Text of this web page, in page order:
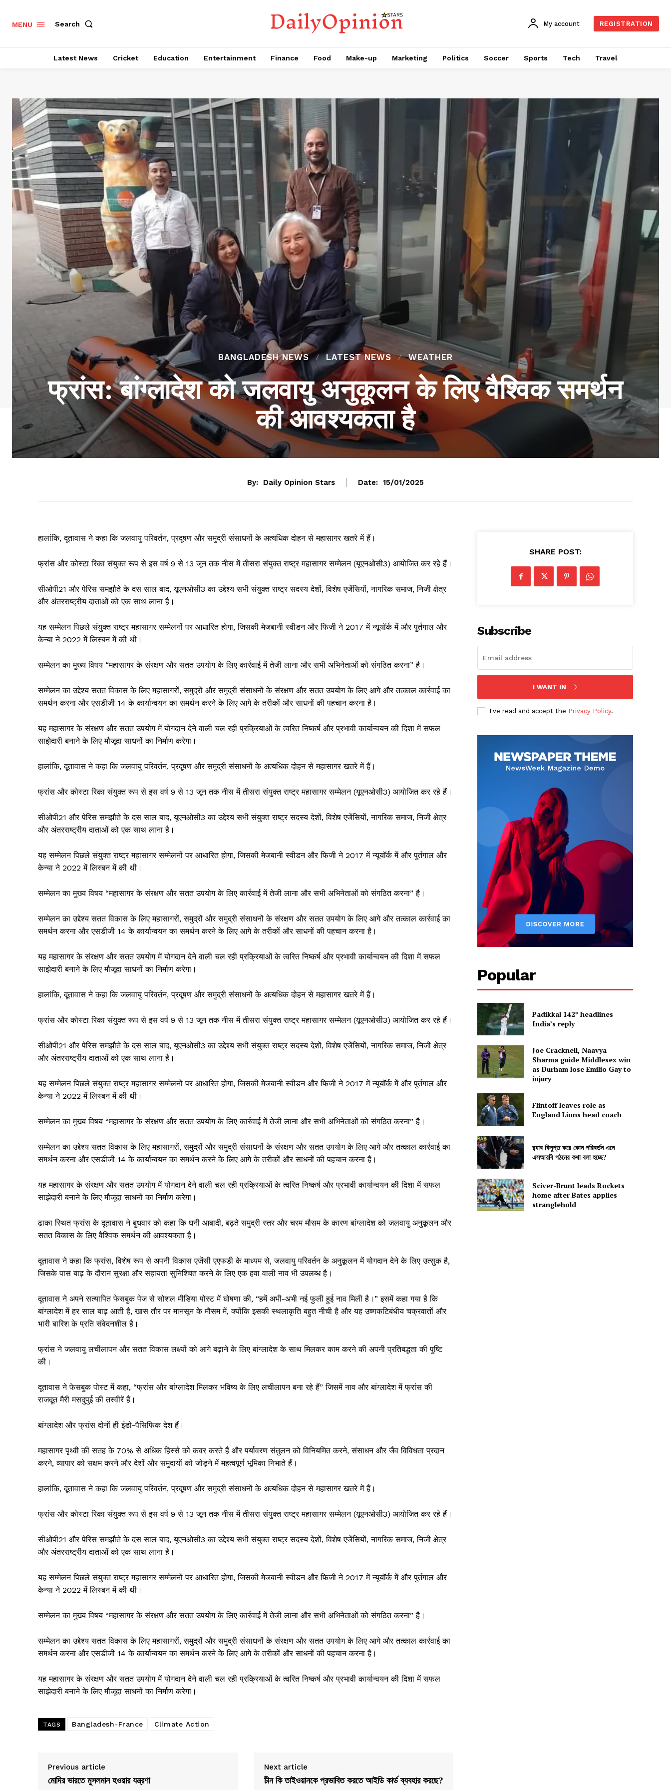
MENU Search My account REGISTRATION
Latest News Cricket Education Entertainment Finance Food Make-up Marketing Politics Soccer Sports Tech Travel
BANGLADESH NEWS LATEST NEWS WEATHER
फ्रांस: बांग्लादेश को जलवायु अनुकूलन के लिए वैश्विक समर्थन
की आवश्यकता है
By: Daily Opinion Stars Date: 15/01/2025
हालांकि, दूतावास ने कहा कि जलवायु परिवर्तन, प्रदूषण और समुद्री संसाधनों के अत्यधिक दोहन से महासागर खतरे में हैं।
फ्रांस और कोस्टा रिका संयुक्त रूप से इस वर्ष 9 से 13 जून तक नीस में तीसरा संयुक्त राष्ट्र महासागर सम्मेलन (यूएनओसी3) आयोजित कर रहे हैं।
सीओपी21 और पेरिस समझौते के दस साल बाद, यूएनओसी3 का उद्देश्य सभी संयुक्त राष्ट्र सदस्य देशों, विशेष एजेंसियों, नागरिक समाज, निजी क्षेत्र
और अंतरराष्ट्रीय दाताओं को एक साथ लाना है।
यह सम्मेलन पिछले संयुक्त राष्ट्र महासागर सम्मेलनों पर आधारित होगा, जिसकी मेजबानी स्वीडन और फिजी ने 2017 में न्यूयॉर्क में और पुर्तगाल और
केन्या ने 2022 में लिस्बन में की थी।
सम्मेलन का मुख्य विषय “महासागर के संरक्षण और सतत उपयोग के लिए कार्रवाई में तेजी लाना और सभी अभिनेताओं को संगठित करना” है।
सम्मेलन का उद्देश्य सतत विकास के लिए महासागरों, समुद्रों और समुद्री संसाधनों के संरक्षण और सतत उपयोग के लिए आगे और तत्काल कार्रवाई का
समर्थन करना और एसडीजी 14 के कार्यान्वयन का समर्थन करने के लिए आगे के तरीकों और साधनों की पहचान करना है।
यह महासागर के संरक्षण और सतत उपयोग में योगदान देने वाली चल रही प्रक्रियाओं के त्वरित निष्कर्ष और प्रभावी कार्यान्वयन की दिशा में सफल
साझेदारी बनाने के लिए मौजूदा साधनों का निर्माण करेगा।
हालांकि, दूतावास ने कहा कि जलवायु परिवर्तन, प्रदूषण और समुद्री संसाधनों के अत्यधिक दोहन से महासागर खतरे में हैं।
फ्रांस और कोस्टा रिका संयुक्त रूप से इस वर्ष 9 से 13 जून तक नीस में तीसरा संयुक्त राष्ट्र महासागर सम्मेलन (यूएनओसी3) आयोजित कर रहे हैं।
सीओपी21 और पेरिस समझौते के दस साल बाद, यूएनओसी3 का उद्देश्य सभी संयुक्त राष्ट्र सदस्य देशों, विशेष एजेंसियों, नागरिक समाज, निजी क्षेत्र
और अंतरराष्ट्रीय दाताओं को एक साथ लाना है।
यह सम्मेलन पिछले संयुक्त राष्ट्र महासागर सम्मेलनों पर आधारित होगा, जिसकी मेजबानी स्वीडन और फिजी ने 2017 में न्यूयॉर्क में और पुर्तगाल और
केन्या ने 2022 में लिस्बन में की थी।
सम्मेलन का मुख्य विषय “महासागर के संरक्षण और सतत उपयोग के लिए कार्रवाई में तेजी लाना और सभी अभिनेताओं को संगठित करना” है।
सम्मेलन का उद्देश्य सतत विकास के लिए महासागरों, समुद्रों और समुद्री संसाधनों के संरक्षण और सतत उपयोग के लिए आगे और तत्काल कार्रवाई का
समर्थन करना और एसडीजी 14 के कार्यान्वयन का समर्थन करने के लिए आगे के तरीकों और साधनों की पहचान करना है।
यह महासागर के संरक्षण और सतत उपयोग में योगदान देने वाली चल रही प्रक्रियाओं के त्वरित निष्कर्ष और प्रभावी कार्यान्वयन की दिशा में सफल
साझेदारी बनाने के लिए मौजूदा साधनों का निर्माण करेगा।
हालांकि, दूतावास ने कहा कि जलवायु परिवर्तन, प्रदूषण और समुद्री संसाधनों के अत्यधिक दोहन से महासागर खतरे में हैं।
फ्रांस और कोस्टा रिका संयुक्त रूप से इस वर्ष 9 से 13 जून तक नीस में तीसरा संयुक्त राष्ट्र महासागर सम्मेलन (यूएनओसी3) आयोजित कर रहे हैं।
सीओपी21 और पेरिस समझौते के दस साल बाद, यूएनओसी3 का उद्देश्य सभी संयुक्त राष्ट्र सदस्य देशों, विशेष एजेंसियों, नागरिक समाज, निजी क्षेत्र
और अंतरराष्ट्रीय दाताओं को एक साथ लाना है।
यह सम्मेलन पिछले संयुक्त राष्ट्र महासागर सम्मेलनों पर आधारित होगा, जिसकी मेजबानी स्वीडन और फिजी ने 2017 में न्यूयॉर्क में और पुर्तगाल और
केन्या ने 2022 में लिस्बन में की थी।
सम्मेलन का मुख्य विषय “महासागर के संरक्षण और सतत उपयोग के लिए कार्रवाई में तेजी लाना और सभी अभिनेताओं को संगठित करना” है।
सम्मेलन का उद्देश्य सतत विकास के लिए महासागरों, समुद्रों और समुद्री संसाधनों के संरक्षण और सतत उपयोग के लिए आगे और तत्काल कार्रवाई का
समर्थन करना और एसडीजी 14 के कार्यान्वयन का समर्थन करने के लिए आगे के तरीकों और साधनों की पहचान करना है।
यह महासागर के संरक्षण और सतत उपयोग में योगदान देने वाली चल रही प्रक्रियाओं के त्वरित निष्कर्ष और प्रभावी कार्यान्वयन की दिशा में सफल
साझेदारी बनाने के लिए मौजूदा साधनों का निर्माण करेगा।
ढाका स्थित फ्रांस के दूतावास ने बुधवार को कहा कि घनी आबादी, बढ़ते समुद्री स्तर और चरम मौसम के कारण बांग्लादेश को जलवायु अनुकूलन और
सतत विकास के लिए वैश्विक समर्थन की आवश्यकता है।
दूतावास ने कहा कि फ्रांस, विशेष रूप से अपनी विकास एजेंसी एएफडी के माध्यम से, जलवायु परिवर्तन के अनुकूलन में योगदान देने के लिए उत्सुक है,
जिसके पास बाढ़ के दौरान सुरक्षा और सहायता सुनिश्चित करने के लिए एक हवा वाली नाव भी उपलब्ध है।
दूतावास ने अपने सत्यापित फेसबुक पेज से सोशल मीडिया पोस्ट में घोषणा की, “हमें अभी-अभी नई फुली हुई नाव मिली है।” इसमें कहा गया है कि
बांग्लादेश में हर साल बाढ़ आती है, खास तौर पर मानसून के मौसम में, क्योंकि इसकी स्थलाकृति बहुत नीची है और यह उष्णकटिबंधीय चक्रवातों और
भारी बारिश के प्रति संवेदनशील है।
फ्रांस ने जलवायु लचीलापन और सतत विकास लक्ष्यों को आगे बढ़ाने के लिए बांग्लादेश के साथ मिलकर काम करने की अपनी प्रतिबद्धता की पुष्टि
की।
दूतावास ने फेसबुक पोस्ट में कहा, “फ्रांस और बांग्लादेश मिलकर भविष्य के लिए लचीलापन बना रहे हैं” जिसमें नाव और बांग्लादेश में फ्रांस की
राजदूत मैरी मसदुपुई की तस्वीरें हैं।
बांग्लादेश और फ्रांस दोनों ही इंडो-पैसिफिक देश हैं।
महासागर पृथ्वी की सतह के 70% से अधिक हिस्से को कवर करते हैं और पर्यावरण संतुलन को विनियमित करने, संसाधन और जैव विविधता प्रदान
करने, व्यापार को सक्षम करने और देशों और समुदायों को जोड़ने में महत्वपूर्ण भूमिका निभाते हैं।
हालांकि, दूतावास ने कहा कि जलवायु परिवर्तन, प्रदूषण और समुद्री संसाधनों के अत्यधिक दोहन से महासागर खतरे में हैं।
फ्रांस और कोस्टा रिका संयुक्त रूप से इस वर्ष 9 से 13 जून तक नीस में तीसरा संयुक्त राष्ट्र महासागर सम्मेलन (यूएनओसी3) आयोजित कर रहे हैं।
सीओपी21 और पेरिस समझौते के दस साल बाद, यूएनओसी3 का उद्देश्य सभी संयुक्त राष्ट्र सदस्य देशों, विशेष एजेंसियों, नागरिक समाज, निजी क्षेत्र
और अंतरराष्ट्रीय दाताओं को एक साथ लाना है।
यह सम्मेलन पिछले संयुक्त राष्ट्र महासागर सम्मेलनों पर आधारित होगा, जिसकी मेजबानी स्वीडन और फिजी ने 2017 में न्यूयॉर्क में और पुर्तगाल और
केन्या ने 2022 में लिस्बन में की थी।
सम्मेलन का मुख्य विषय “महासागर के संरक्षण और सतत उपयोग के लिए कार्रवाई में तेजी लाना और सभी अभिनेताओं को संगठित करना” है।
सम्मेलन का उद्देश्य सतत विकास के लिए महासागरों, समुद्रों और समुद्री संसाधनों के संरक्षण और सतत उपयोग के लिए आगे और तत्काल कार्रवाई का
समर्थन करना और एसडीजी 14 के कार्यान्वयन का समर्थन करने के लिए आगे के तरीकों और साधनों की पहचान करना है।
यह महासागर के संरक्षण और सतत उपयोग में योगदान देने वाली चल रही प्रक्रियाओं के त्वरित निष्कर्ष और प्रभावी कार्यान्वयन की दिशा में सफल
साझेदारी बनाने के लिए मौजूदा साधनों का निर्माण करेगा।
TAGS Bangladesh-France Climate Action
Previous article
মোদির ভারতে মুসলমান হওয়ার যন্ত্রণা
Next article
চীন কি তাইওয়ানকে প্রভাবিত করতে আইডি কার্ড ব্যবহার করছে?
SHARE POST:
Subscribe
I WANT IN
I've read and accept the Privacy Policy.
Popular
Padikkal 142* headlines
India’s reply
Joe Cracknell, Naavya
Sharma guide Middlesex win
as Durham lose Emilio Gay to
injury
Flintoff leaves role as
England Lions head coach
র‍্যাব বিলুপ্ত করে কোন পরিবর্তন এনে
এসআরবি গঠনের কথা বলা হচ্ছে?
Sciver-Brunt leads Rockets
home after Bates applies
stranglehold